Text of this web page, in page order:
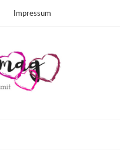
Impressum